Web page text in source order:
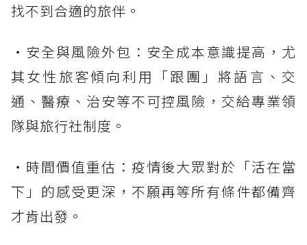
找不到合適的旅伴。
・安全與風險外包：安全成本意識提高，尤
其女性旅客傾向利用「跟團」將語言、交
通、醫療、治安等不可控風險，交給專業領
隊與旅行社制度。
・時間價值重估：疫情後大眾對於「活在當
下」的感受更深，不願再等所有條件都備齊
才肯出發。